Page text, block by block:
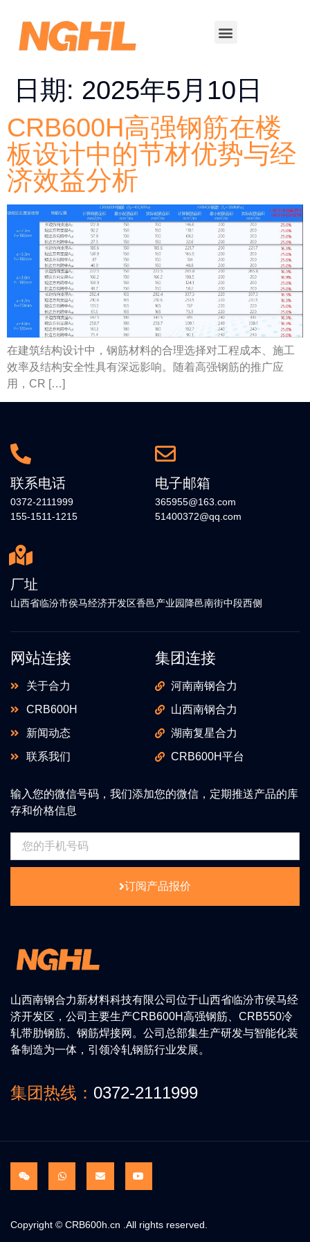
日期: 2025年5月10日
CRB600H高强钢筋在楼
板设计中的节材优势与经
济效益分析
在建筑结构设计中，钢筋材料的合理选择对工程成本、施工
效率及结构安全性具有深远影响。随着高强钢筋的推广应
用，CR […]
山西南钢合力新材料科技有限公司位于山西省临汾市侯马经
济开发区，公司主要生产CRB600H高强钢筋、CRB550冷
轧带肋钢筋、钢筋焊接网。公司总部集生产研发与智能化装
备制造为一体，引领冷轧钢筋行业发展。
集团热线： 0372-2111999
联系电话
0372-2111999
155-1511-1215
电子邮箱
365955@163.com
51400372@qq.com
厂址
山西省临汾市侯马经济开发区香邑产业园降邑南街中段西侧
网站连接
关于合力
CRB600H
新闻动态
联系我们
集团连接
河南南钢合力
山西南钢合力
湖南复星合力
CRB600H平台
输入您的微信号码，我们添加您的微信，定期推送产品的库
存和价格信息
订阅产品报价
Copyright © CRB600h.cn .All rights reserved.